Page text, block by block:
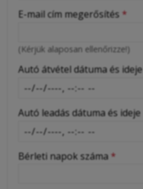
-
-
-
E-mail cím megerősítés *
(Kérjük alaposan ellenőrizze!)
Autó átvétel dátuma és ideje
Autó leadás dátuma és ideje
Bérleti napok száma *